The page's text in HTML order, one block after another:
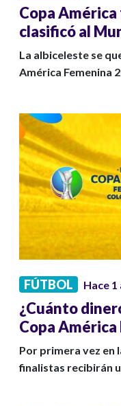
Copa
clasificó al
La albiceleste se
América Femenina
FÚTBOL Hace 1
¿Cuánto
Copa América
Por primera vez en
finalistas recibirán